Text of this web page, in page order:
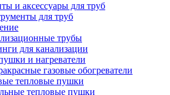
и аксессуары для труб
для труб
трубы
для канализации
и нагреватели
газовые обогреватели
тепловые пушки
тепловые пушки